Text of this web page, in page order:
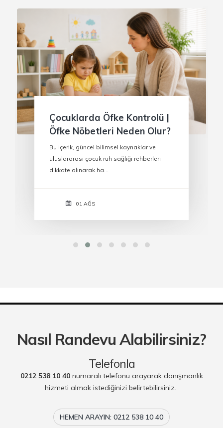
Çocuklarda Öfke Kontrolü |
Öfke Nöbetleri Neden Olur?
Bu içerik, güncel bilimsel kaynaklar ve
uluslararası çocuk ruh sağlığı rehberleri
dikkate alınarak ha…
01 AĞS
Nasıl Randevu Alabilirsiniz?
Telefonla
0212 538 10 40numaralı telefonu arayarak danışmanlık
hizmeti almak istediğinizi belirtebilirsiniz.
HEMEN ARAYIN: 0212 538 10 40